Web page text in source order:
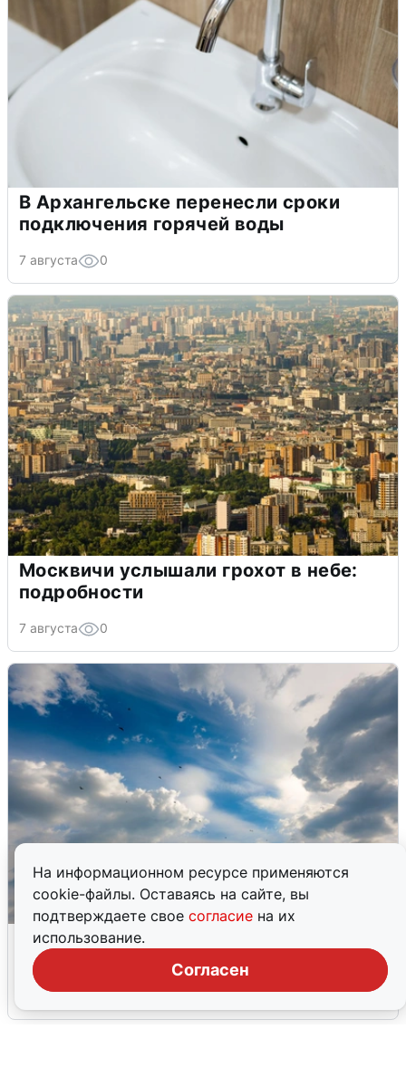
На информационном ресурсе применяются
cookie-файлы. Оставаясь на сайте, вы
подтверждаете свое согласие на их
использование.
Согласен
В Архангельске перенесли сроки
подключения горячей воды
7 августа 0
Москвичи услышали грохот в небе:
подробности
7 августа 0
МЧС ответило на сообщения о
грохоте в Москве
7 августа 0